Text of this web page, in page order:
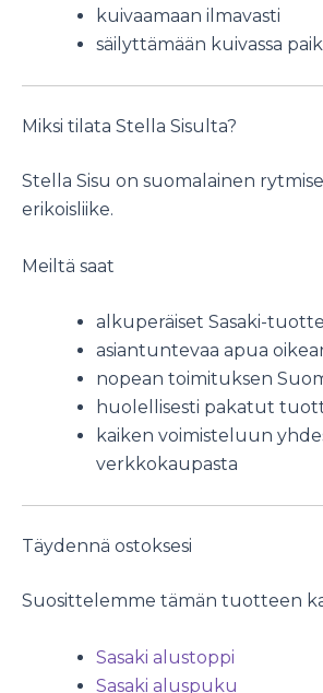
kuivaamaan ilmavasti
säilyttämään kuivassa
Miksi tilata Stella Sisulta?
Stella Sisu on suomalainen
erikoisliike.
Meiltä saat
alkuperäiset Sasaki-
asiantuntevaa apua
nopean toimituksen
huolellisesti pakatut
kaiken voimisteluun
verkkokaupasta
Täydennä ostoksesi
Suosittelemme tämän tuotteen
Sasaki alustoppi
Sasaki aluspuku